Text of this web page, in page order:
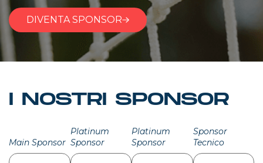
DIVENTA SPONSOR
I NOSTRI SPONSOR
Main Sponsor
Platinum
Sponsor
Platinum
Sponsor
Sponsor
Tecnico